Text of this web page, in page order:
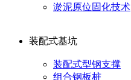
淤泥原位固化技术
装配式基坑
装配式型钢支撑
组合钢板桩